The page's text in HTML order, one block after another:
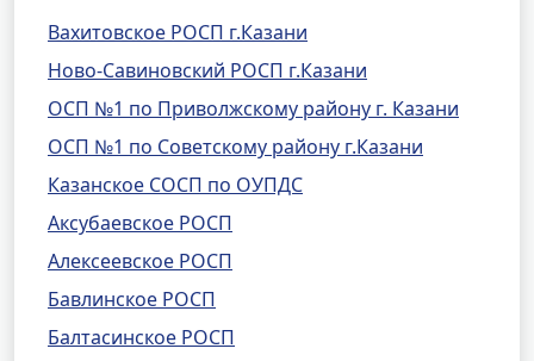
Вахитовское РОСП г.Казани
Ново-Савиновский РОСП г.Казани
ОСП №1 по Приволжскому району г. Казани
ОСП №1 по Советскому району г.Казани
Казанское СОСП по ОУПДС
Аксубаевское РОСП
Алексеевское РОСП
Бавлинское РОСП
Балтасинское РОСП